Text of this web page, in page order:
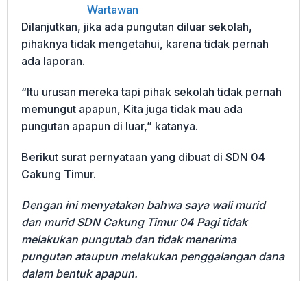
Wartawan
Dilanjutkan, jika ada pungutan diluar sekolah,
pihaknya tidak mengetahui, karena tidak pernah
ada laporan.
“Itu urusan mereka tapi pihak sekolah tidak pernah
memungut apapun, Kita juga tidak mau ada
pungutan apapun di luar,” katanya.
Berikut surat pernyataan yang dibuat di SDN 04
Cakung Timur.
Dengan ini menyatakan bahwa saya wali murid
dan murid SDN Cakung Timur 04 Pagi tidak
melakukan pungutab dan tidak menerima
pungutan ataupun melakukan penggalangan dana
dalam bentuk apapun.